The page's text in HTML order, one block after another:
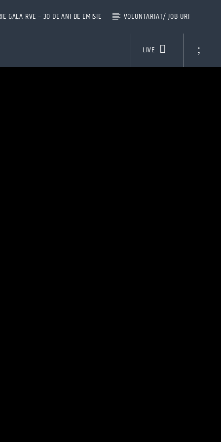
GALA RVE – 30 DE ANI DE EMISIE VOLUNTARIAT/ JOB-URI
LIVE